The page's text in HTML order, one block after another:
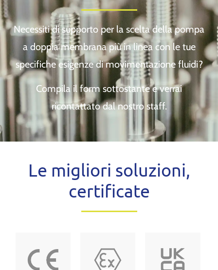
Necessiti di supporto per la scelta della pompa
a doppia membrana più in linea con le tue
specifiche esigenze di movimentazione fluidi?
Compila il form sottostante e verrai
ricontattato dal nostro staff.
Le migliori soluzioni,
certificate